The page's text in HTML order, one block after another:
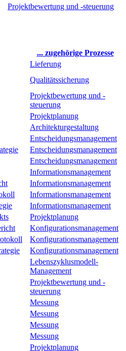
Projektbewertung und -steuerung
... zugehörige Prozesse
Lieferung
Qualitätssicherung
Projektbewertung und -
steuerung
Projektplanung
Architekturgestaltung
Entscheidungsmanagement
Entscheidungsmanagement
Entscheidungsmanagement
Informationsmanagement
Informationsmanagement
Informationsmanagement
Informationsmanagement
Projektplanung
Konfigurationsmanagement
Konfigurationsmanagement
Konfigurationsmanagement
Lebenszyklusmodell-
Management
Projektbewertung und -
steuerung
Messung
Messung
Messung
Messung
Projektplanung